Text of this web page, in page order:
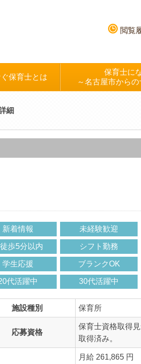
閲覧
保育士とは
保育士に
～名古屋市から
細
新着情報 未経験歓迎
歩5分以内 シフト勤務
学生応援 ブランクOK
代活躍中 30代活躍中
施設種別 保育所
応募資格
保育士資格取得
取得済み。
月給 261,865 円